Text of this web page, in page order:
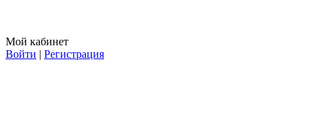
Мой кабинет
Войти | Регистрация